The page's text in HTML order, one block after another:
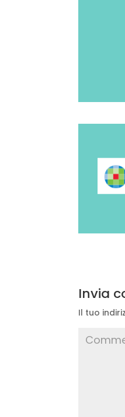
Invia
Il tuo